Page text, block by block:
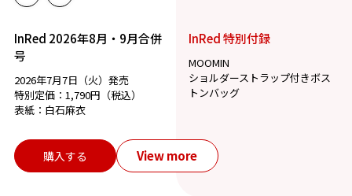
InRed 2026年8月・9月合併
号
2026年7月7日（火）発売
特別定価：1,790円（税込）
表紙：白石麻衣
InRed 特別付録
MOOMIN
ショルダーストラップ付きボス
トンバッグ
購入する View more